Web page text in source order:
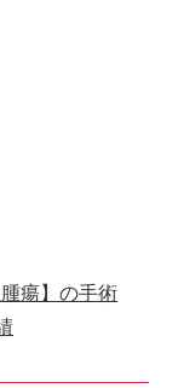
瘍】の手術